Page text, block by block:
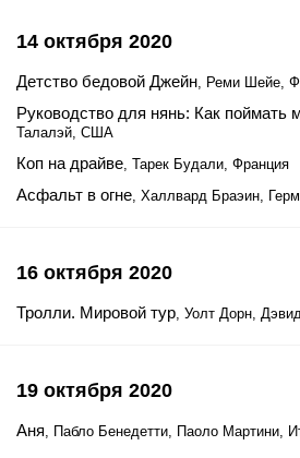
14 октября 2020
Детство бедовой Джейн, Реми Шейе,
Руководство для нянь: Как поймать
Талалэй, США
Коп на драйве, Тарек Будали, Франция
Асфальт в огне, Халлвард Браэин,
16 октября 2020
Тролли. Мировой тур, Уолт Дорн,
19 октября 2020
Аня, Пабло Бенедетти, Паоло Мартини,